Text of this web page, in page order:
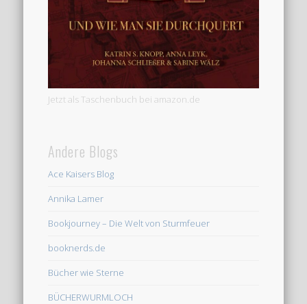
Jetzt als Taschenbuch bei amazon.de
Andere Blogs
Ace Kaisers Blog
Annika Lamer
Bookjourney – Die Welt von Sturmfeuer
booknerds.de
Bücher wie Sterne
BÜCHERWURMLOCH